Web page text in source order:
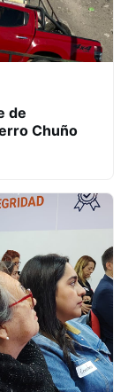
de
Chuño